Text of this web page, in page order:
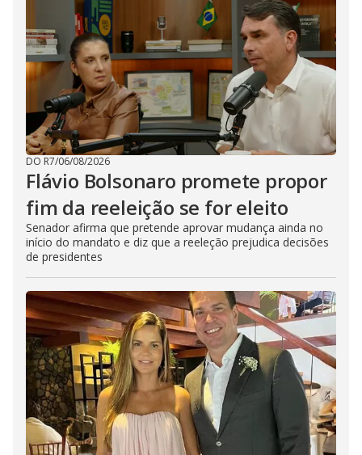
DO R7/06/08/2026
Flávio Bolsonaro promete propor
fim da reeleição se for eleito
Senador afirma que pretende aprovar mudança ainda no
início do mandato e diz que a reeleção prejudica decisões
de presidentes